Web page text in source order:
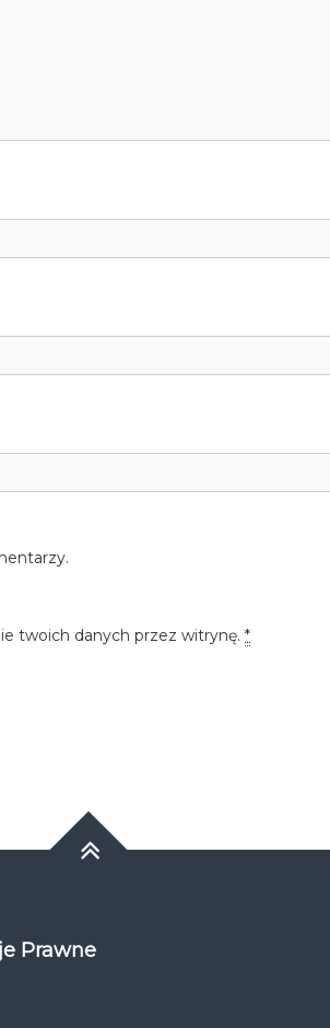
twoich danych przez witrynę. *
Prawne